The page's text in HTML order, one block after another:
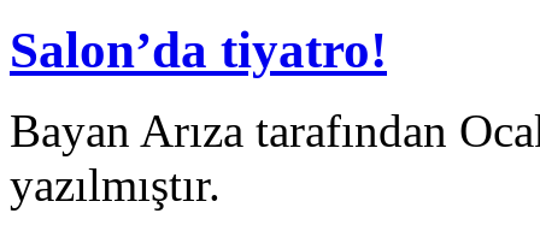
Salon’da tiyatro!
Bayan Arıza tarafından
yazılmıştır.